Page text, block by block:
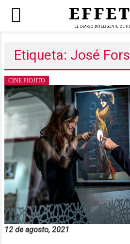
contenidoEtiqueta: José Fors
CINE PIOJITO
12 de agosto, 2021